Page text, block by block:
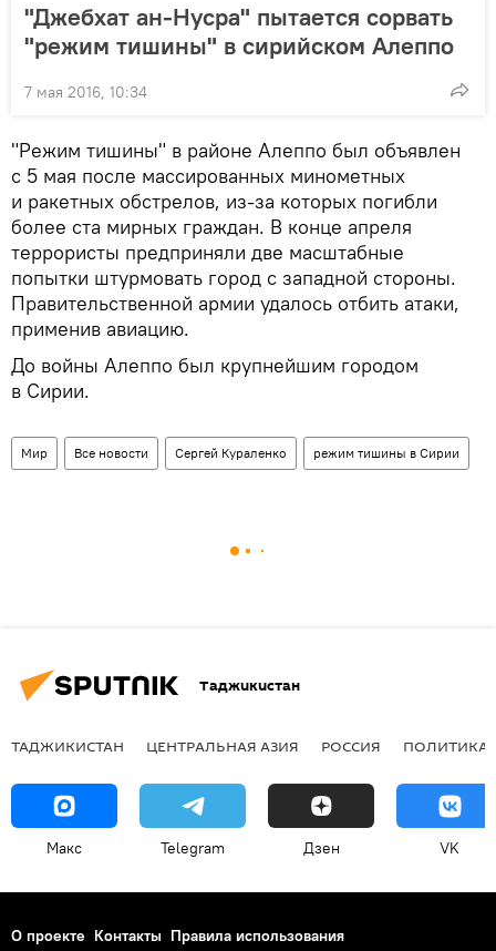
"Джебхат ан-Нусра" пытается сорвать
"режим тишины" в сирийском Алеппо
7 мая 2016, 10:34
"Режим тишины" в районе Алеппо был объявлен
с 5 мая после массированных минометных
и ракетных обстрелов, из-за которых погибли
более ста мирных граждан. В конце апреля
террористы предприняли две масштабные
попытки штурмовать город с западной стороны.
Правительственной армии удалось отбить атаки,
применив авиацию.
До войны Алеппо был крупнейшим городом
в Сирии.
Мир Все новости Сергей Кураленко режим тишины в Сирии
Таджикистан
ТАДЖИКИСТАН ЦЕНТРАЛЬНАЯ АЗИЯ РОССИЯ ПОЛИТИКА
Макс Telegram Дзен VK
О проекте Контакты Правила использования